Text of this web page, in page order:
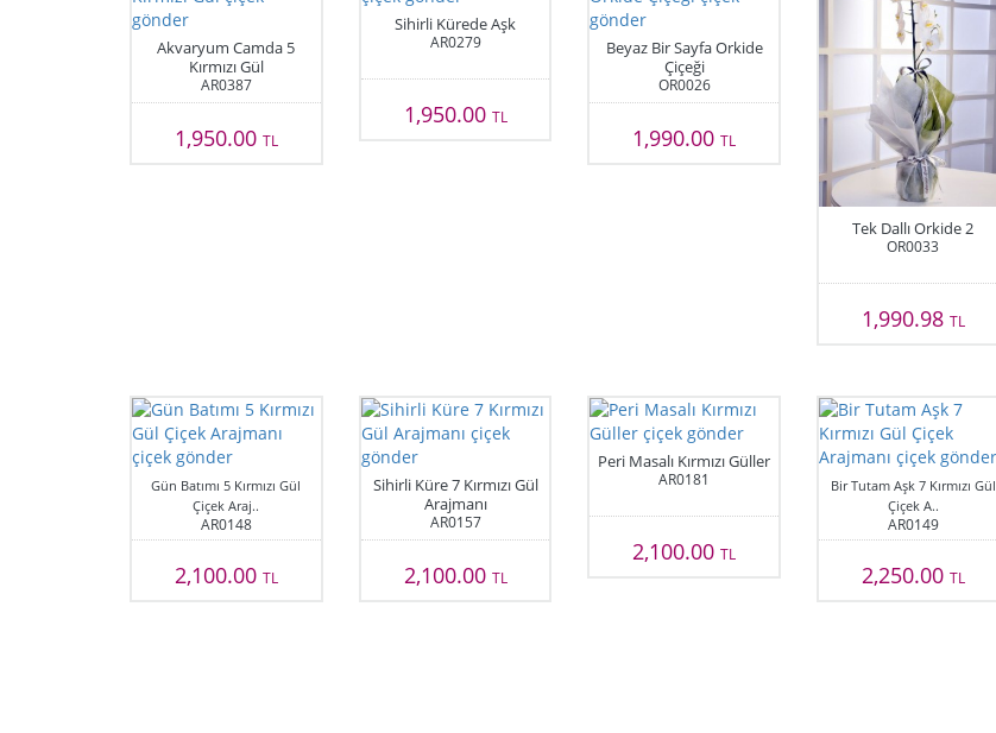
Akvaryum Camda 5
Kırmızı Gül
AR0387
1,950.00 TL
Sihirli Kürede Aşk
AR0279
1,950.00 TL
Beyaz Bir Sayfa Orkide
Çiçeği
OR0026
1,990.00TL
Tek Dallı Orkide 2
OR0033
1,990.98 TL
Gün Batımı 5 Kırmızı Gül
Çiçek Araj..
AR0148
2,100.00 TL
Sihirli Küre 7 Kırmızı Gül
Arajmanı
AR0157
2,100.00 TL
Peri Masalı Kırmızı Güller
AR0181
2,100.00TL
Bir Tutam Aşk 7 Kırmızı Gül
Çiçek A..
AR0149
2,250.00 TL